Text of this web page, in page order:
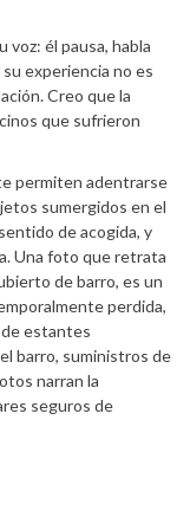
voz: él pausa, habla
experiencia no es
Creo que la
que sufrieron
permiten adentrarse
sumergidos en el
de acogida, y
Una foto que retrata
de barro, es un
perdida,
estantes
barro, suministros de
narran la
seguros de